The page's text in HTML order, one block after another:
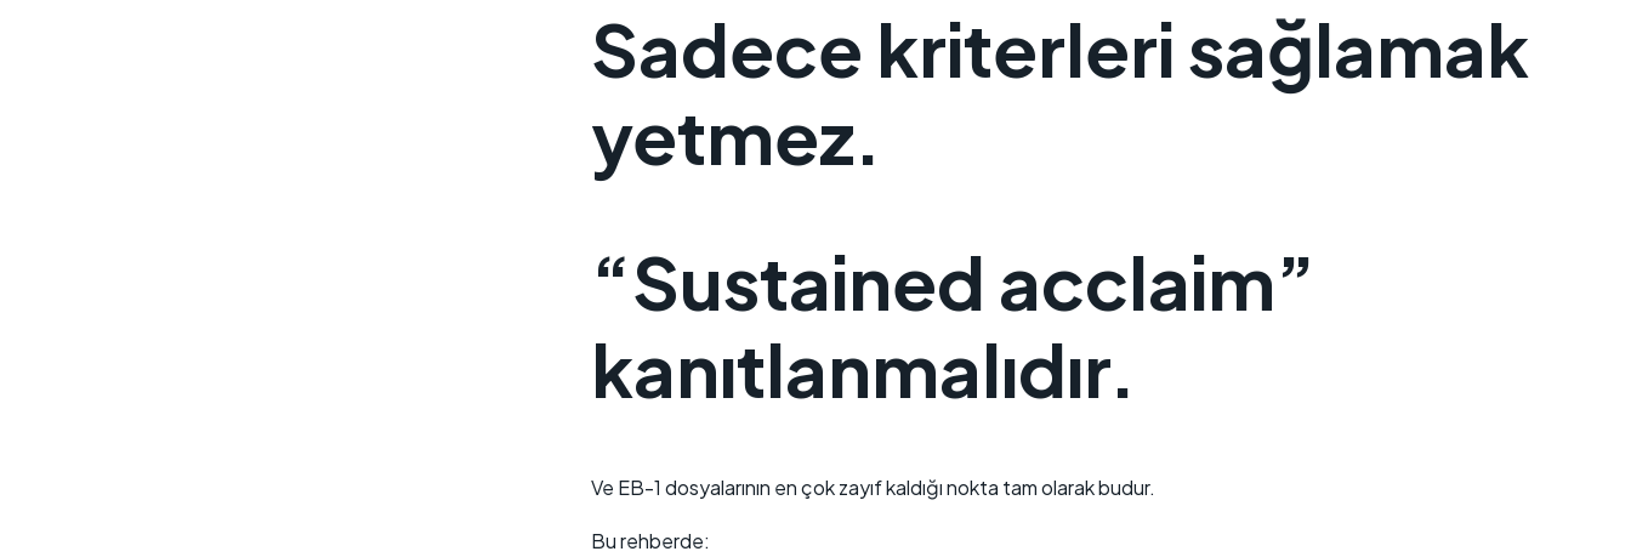
Sadece kriterleri sağlamak
yetmez.
“Sustained acclaim”
kanıtlanmalıdır.
Ve EB-1 dosyalarının en çok zayıf kaldığı nokta tam olarak budur.
Bu rehberde: